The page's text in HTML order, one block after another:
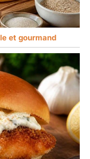
et gourmand